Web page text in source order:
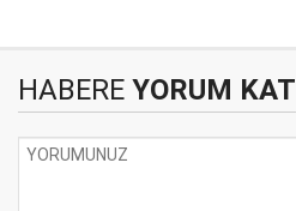
HABERE YORUM KAT